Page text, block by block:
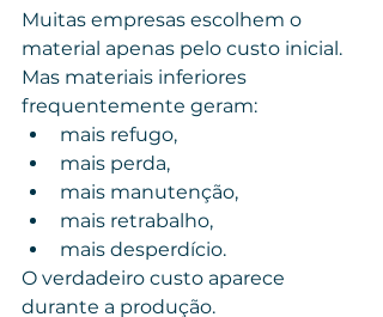
Muitas empresas escolhem o
material apenas pelo custo inicial.
Mas materiais inferiores
frequentemente geram:
mais refugo,
mais perda,
mais manutenção,
mais retrabalho,
mais desperdício.
O verdadeiro custo aparece
durante a produção.